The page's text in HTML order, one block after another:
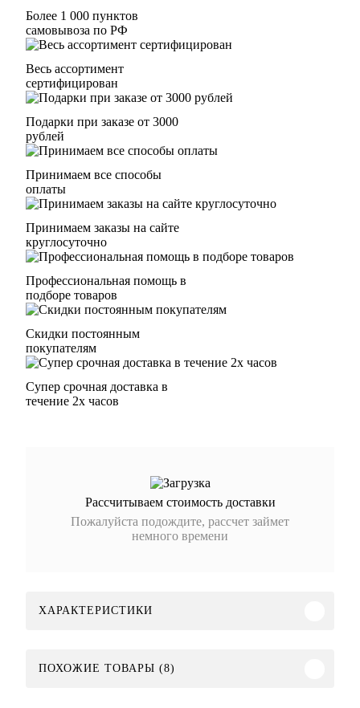
Более 1 000 пунктов
самовывоза по РФ
Весь ассортимент
сертифицирован
Подарки при заказе от 3000
рублей
Принимаем все способы
оплаты
Принимаем заказы на сайте
круглосуточно
Профессиональная помощь в
подборе товаров
Скидки постоянным
покупателям
Супер срочная доставка в
течение 2х часов
Рассчитываем стоимость доставки
Пожалуйста подождите, рассчет займет
немного времени
ХАРАКТЕРИСТИКИ
ПОХОЖИЕ ТОВАРЫ (8)